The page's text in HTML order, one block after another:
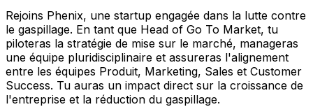
Rejoins Phenix, une startup engagée dans la lutte contre
le gaspillage. En tant que Head of Go To Market, tu
piloteras la stratégie de mise sur le marché, manageras
une équipe pluridisciplinaire et assureras l'alignement
entre les équipes Produit, Marketing, Sales et Customer
Success. Tu auras un impact direct sur la croissance de
l'entreprise et la réduction du gaspillage.